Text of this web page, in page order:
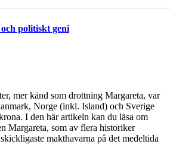
politiskt geni
mer känd som drottning Margareta, var
Norge (inkl. Island) och Sverige
I den här artikeln kan du läsa om
Margareta, som av flera historiker
makthavarna på det medeltida